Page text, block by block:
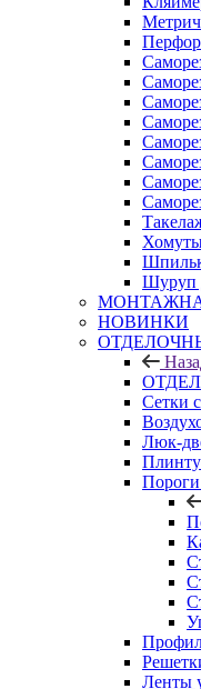
Шуруп
НОВИНКИ
Сетки
Люк-
Ленты